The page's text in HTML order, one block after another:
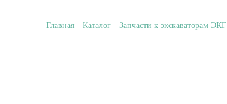
Главная Каталог Запчасти к экскаваторам ЭКГ